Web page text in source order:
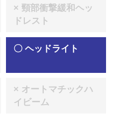
× 頸部衝撃緩和ヘッ
ドレスト
〇 ヘッドライト
× オートマチックハ
イビーム